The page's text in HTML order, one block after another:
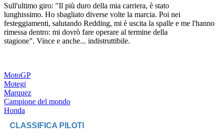
Sull'ultimo giro: "Il più duro della mia carriera, è stato
lunghissimo. Ho sbagliato diverse volte la marcia. Poi nei
festeggiamenti, salutando Redding, mi è uscita la spalle e me l'hanno
rimessa dentro: mi dovrò fare operare al termine della
stagione". Vince e anche... indistruttibile.
MotoGP
Motegi
Marquez
Campione del mondo
Honda